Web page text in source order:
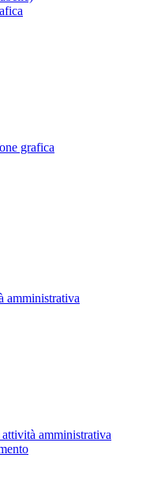
grafica
amministrativa
amministrativa